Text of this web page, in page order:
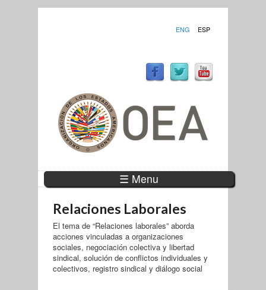
ENG ESP
☰ Menu
Relaciones Laborales
El tema de “Relaciones laborales” aborda
acciones vinculadas a organizaciones
sociales, negociación colectiva y libertad
sindical, solución de conflictos individuales y
colectivos, registro sindical y diálogo social